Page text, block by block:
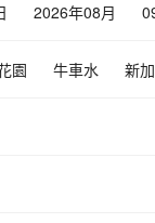
2026年08月
園 牛車水 新